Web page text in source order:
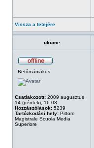
Vissza a tetejére
ukume
Betűmániákus
Csatlakozott: 2009 augusztus
14 (péntek), 16:03
Hozzászólások: 5239
Tartózkodási hely: Pittore
Magistrale Scuola Media
Superiore